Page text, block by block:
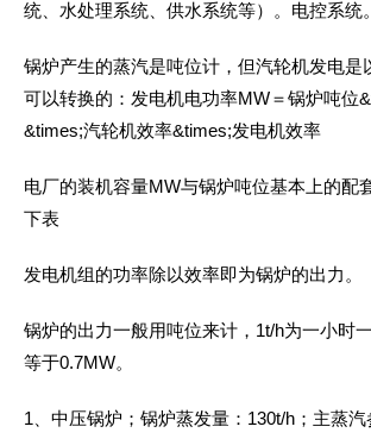
统、水处理系统、供水系统等）。电控系统。
锅炉产生的蒸汽是吨位计，但汽轮机发电是
可以转换的：发电机电功率MW＝锅炉吨位
&times;汽轮机效率&times;发电机效率
电厂的装机容量MW与锅炉吨位基本上的配
下表
发电机组的功率除以效率即为锅炉的出力。
锅炉的出力一般用吨位来计，1t/h为一小时
等于0.7MW。
1、中压锅炉；锅炉蒸发量：130t/h；主蒸汽